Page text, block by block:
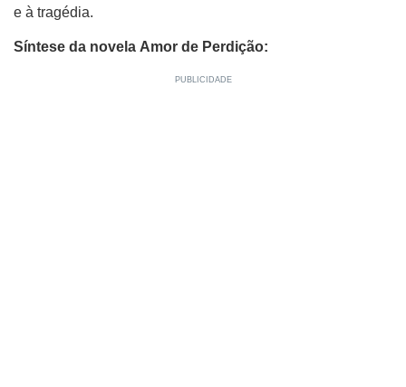
e à tragédia.
Síntese da novela Amor de Perdição: